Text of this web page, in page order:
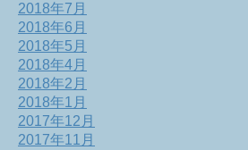
2018年7月
2018年6月
2018年5月
2018年4月
2018年2月
2018年1月
2017年12月
2017年11月